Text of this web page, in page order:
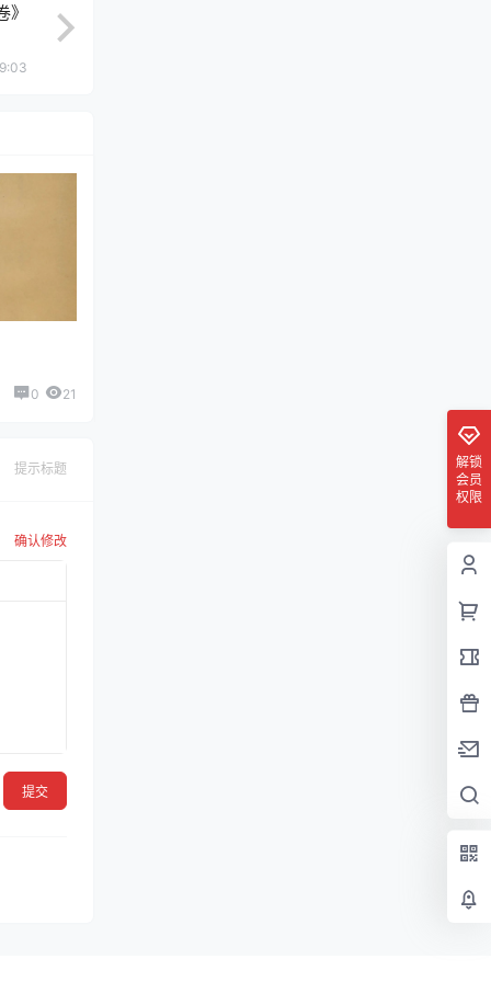
》
0 21
提示标题
确认修改
提交
解锁
会员
权限